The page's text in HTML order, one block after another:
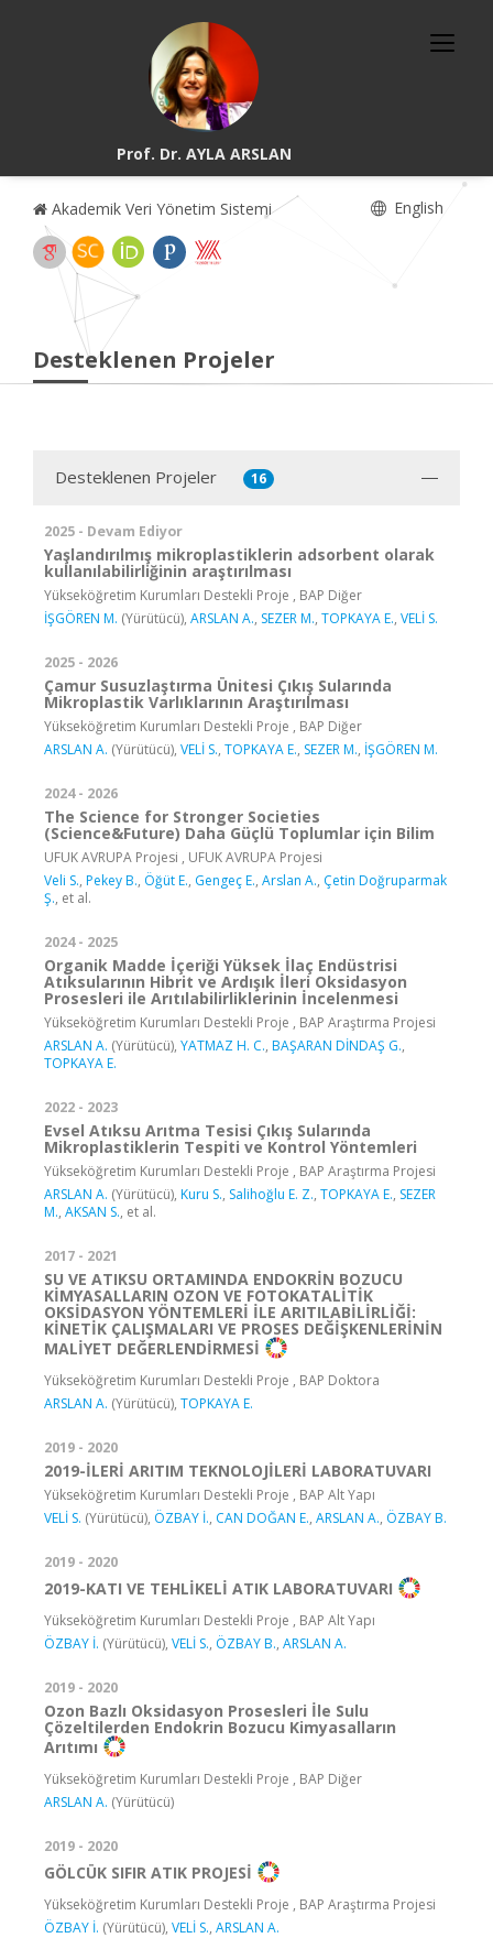
Prof. Dr. AYLA ARSLAN
Akademik Veri Yönetim Sistemi English
Desteklenen Projeler
Desteklenen Projeler 16
2025 - Devam Ediyor
Yaşlandırılmış mikroplastiklerin adsorbent olarak
kullanılabilirliğinin araştırılması
Yükseköğretim Kurumları Destekli Proje , BAP Diğer
İŞGÖREN M. (Yürütücü), ARSLAN A., SEZER M., TOPKAYA E., VELİ S.
2025 - 2026
Çamur Susuzlaştırma Ünitesi Çıkış Sularında
Mikroplastik Varlıklarının Araştırılması
Yükseköğretim Kurumları Destekli Proje , BAP Diğer
ARSLAN A. (Yürütücü), VELİ S., TOPKAYA E., SEZER M., İŞGÖREN M.
2024 - 2026
The Science for Stronger Societies
(Science&Future) Daha Güçlü Toplumlar için Bilim
UFUK AVRUPA Projesi , UFUK AVRUPA Projesi
Veli S., Pekey B., Öğüt E., Gengeç E., Arslan A., Çetin Doğruparmak
Ş., et al.
2024 - 2025
Organik Madde İçeriği Yüksek İlaç Endüstrisi
Atıksularının Hibrit ve Ardışık İleri Oksidasyon
Prosesleri ile Arıtılabilirliklerinin İncelenmesi
Yükseköğretim Kurumları Destekli Proje , BAP Araştırma Projesi
ARSLAN A. (Yürütücü), YATMAZ H. C., BAŞARAN DİNDAŞ G.,
TOPKAYA E.
2022 - 2023
Evsel Atıksu Arıtma Tesisi Çıkış Sularında
Mikroplastiklerin Tespiti ve Kontrol Yöntemleri
Yükseköğretim Kurumları Destekli Proje , BAP Araştırma Projesi
ARSLAN A. (Yürütücü), Kuru S., Salihoğlu E. Z., TOPKAYA E., SEZER
M., AKSAN S., et al.
2017 - 2021
SU VE ATIKSU ORTAMINDA ENDOKRİN BOZUCU
KİMYASALLARIN OZON VE FOTOKATALİTİK
OKSİDASYON YÖNTEMLERİ İLE ARITILABİLİRLİĞİ:
KİNETİK ÇALIŞMALARI VE PROSES DEĞİŞKENLERİNİN
MALİYET DEĞERLENDİRMESİ
Yükseköğretim Kurumları Destekli Proje , BAP Doktora
ARSLAN A. (Yürütücü), TOPKAYA E.
2019 - 2020
2019-İLERİ ARITIM TEKNOLOJİLERİ LABORATUVARI
Yükseköğretim Kurumları Destekli Proje , BAP Alt Yapı
VELİ S. (Yürütücü), ÖZBAY İ., CAN DOĞAN E., ARSLAN A., ÖZBAY B.
2019 - 2020
2019-KATI VE TEHLİKELİ ATIK LABORATUVARI
Yükseköğretim Kurumları Destekli Proje , BAP Alt Yapı
ÖZBAY İ. (Yürütücü), VELİ S., ÖZBAY B., ARSLAN A.
2019 - 2020
Ozon Bazlı Oksidasyon Prosesleri İle Sulu
Çözeltilerden Endokrin Bozucu Kimyasalların
Arıtımı
Yükseköğretim Kurumları Destekli Proje , BAP Diğer
ARSLAN A. (Yürütücü)
2019 - 2020
GÖLCÜK SIFIR ATIK PROJESİ
Yükseköğretim Kurumları Destekli Proje , BAP Araştırma Projesi
ÖZBAY İ. (Yürütücü), VELİ S., ARSLAN A.